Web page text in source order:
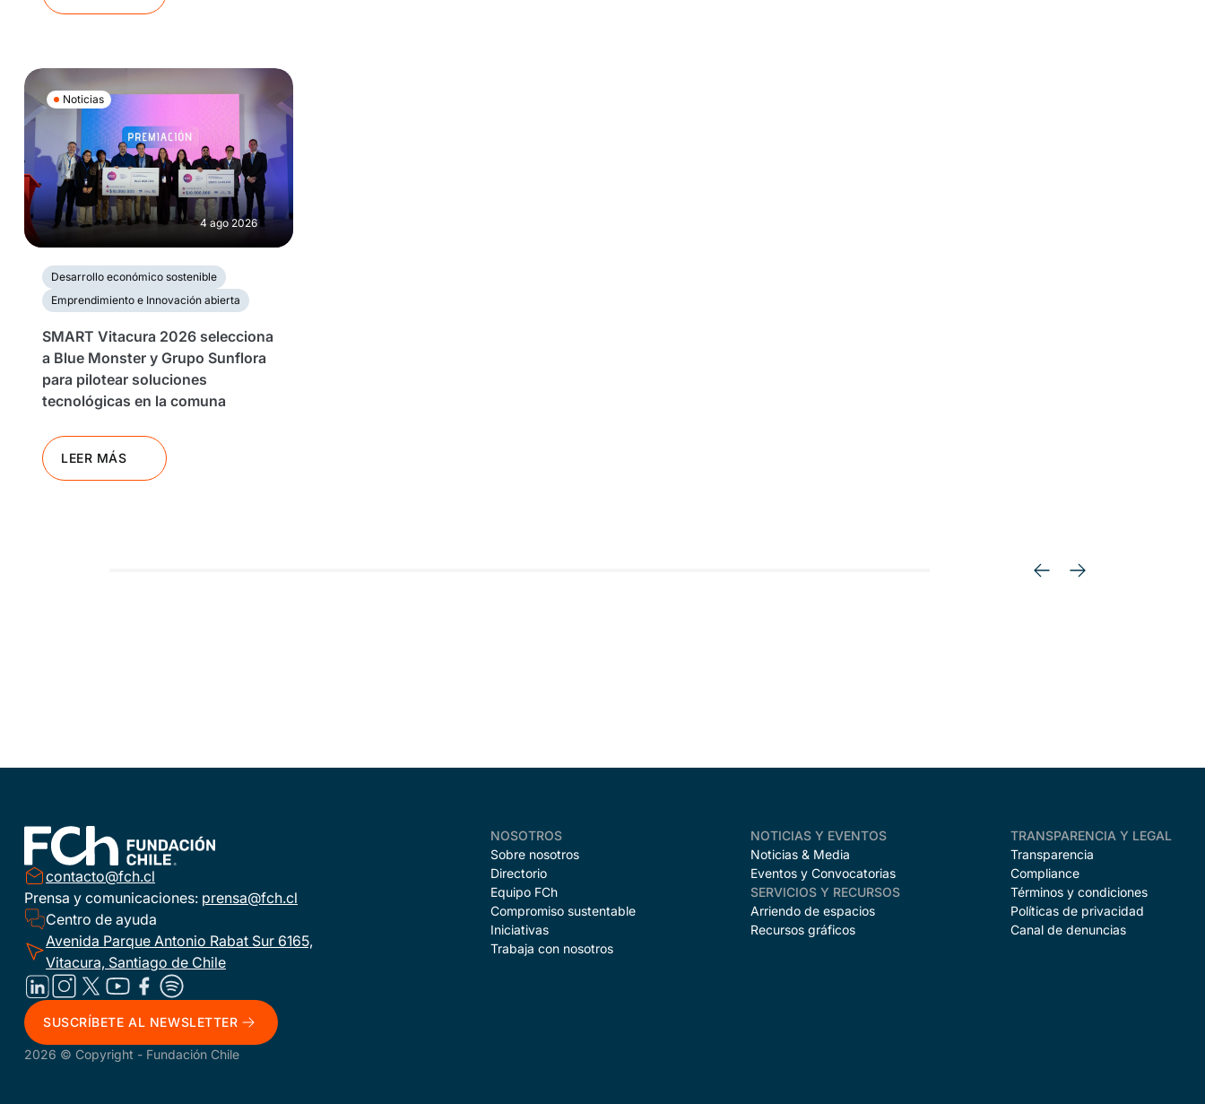
Noticias
4 ago 2026
Desarrollo económico sostenible
Emprendimiento e Innovación abierta
SMART Vitacura 2026 selecciona
a Blue Monster y Grupo Sunflora
para pilotear soluciones
tecnológicas en la comuna
LEER MÁS
contacto@fch.cl
Prensa y comunicaciones: prensa@fch.cl
Centro de ayuda
Avenida Parque Antonio Rabat Sur 6165,
Vitacura, Santiago de Chile
NOSOTROS
Sobre nosotros
Directorio
Equipo FCh
Compromiso sustentable
Iniciativas
Trabaja con nosotros
NOTICIAS Y EVENTOS
Noticias & Media
Eventos y Convocatorias
SERVICIOS Y RECURSOS
Arriendo de espacios
Recursos gráficos
TRANSPARENCIA Y LEGAL
Transparencia
Compliance
Términos y condiciones
Políticas de privacidad
Canal de denuncias
SUSCRÍBETE AL NEWSLETTER
2026 © Copyright - Fundación Chile